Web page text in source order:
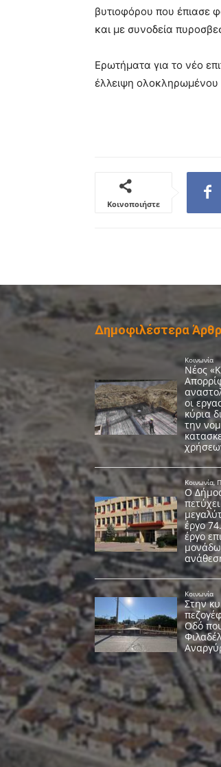
βυτιοφόρου που έπιασε
και με συνοδεία
Ερωτήματα για το νέο
έλλειψη ολοκληρωμένου
Κοινοποιήστε
Δημοφιλέστερα